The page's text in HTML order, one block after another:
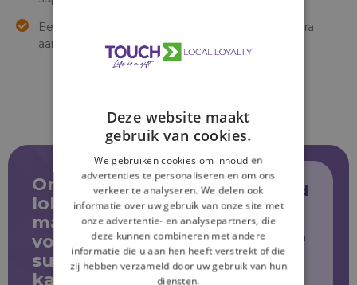
Een jubileum, opening of lokale gebeurtenis extra
aandacht wilt geven.
Ontdek wat
lokale
marketing
voor jouw
supermarkt
kan
Plan vrijblijvend
je afspraak
Vul je gegevens in en
onze experts nemen
contact met je op.
Deze website maakt
gebruik van cookies.
We gebruiken cookies om inhoud en
advertenties te personaliseren en om ons
verkeer te analyseren. We delen ook
informatie over uw gebruik van onze site met
onze advertentie- en analysepartners, die
deze kunnen combineren met andere
informatie die u aan hen heeft verstrekt of die
zij hebben verzameld door uw gebruik van hun
diensten.